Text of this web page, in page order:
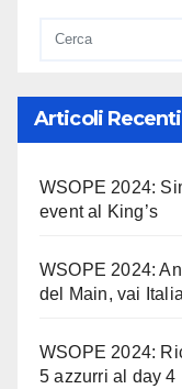
Articoli Recenti
WSOPE 2024:
event al King’s
WSOPE 2024:
del Main, vai
WSOPE 2024:
5 azzurri al day 4